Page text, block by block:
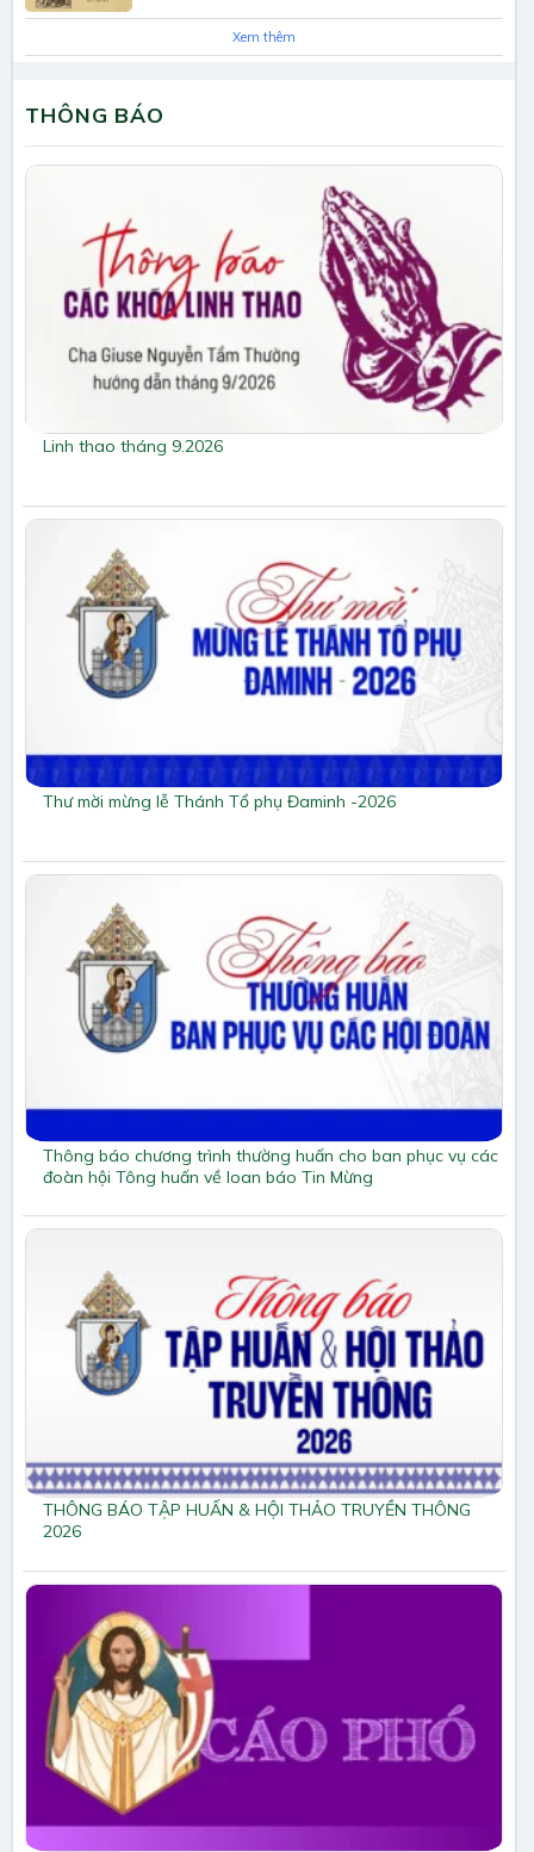
Xem thêm
THÔNG BÁO
Linh thao tháng 9.2026
Thư mời mừng lễ Thánh Tổ phụ Đaminh -2026
Thông báo chương trình thường huấn cho ban phục vụ các
đoàn hội Tông huấn về loan báo Tin Mừng
THÔNG BÁO TẬP HUẤN & HỘI THẢO TRUYỀN THÔNG
2026